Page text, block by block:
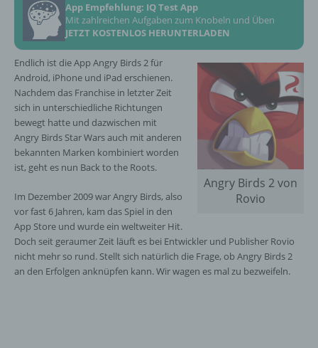
App Empfehlung: IQ Test App
Mit zahlreichen Aufgaben zum Knobeln und Üben
JETZT KOSTENLOS HERUNTERLADEN
Angry Birds 2 von
Rovio
Endlich ist die App Angry Birds 2 für
Android, iPhone und iPad erschienen.
Nachdem das Franchise in letzter Zeit
sich in unterschiedliche Richtungen
bewegt hatte und dazwischen mit
Angry Birds Star Wars auch mit anderen
bekannten Marken kombiniert worden
ist, geht es nun Back to the Roots.
Im Dezember 2009 war Angry Birds, also
vor fast 6 Jahren, kam das Spiel in den
App Store und wurde ein weltweiter Hit.
Doch seit geraumer Zeit läuft es bei Entwickler und Publisher Rovio
nicht mehr so rund. Stellt sich natürlich die Frage, ob Angry Birds 2
an den Erfolgen anknüpfen kann. Wir wagen es mal zu bezweifeln.